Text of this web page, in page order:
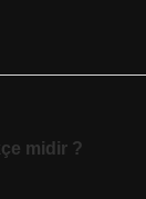
midir ?